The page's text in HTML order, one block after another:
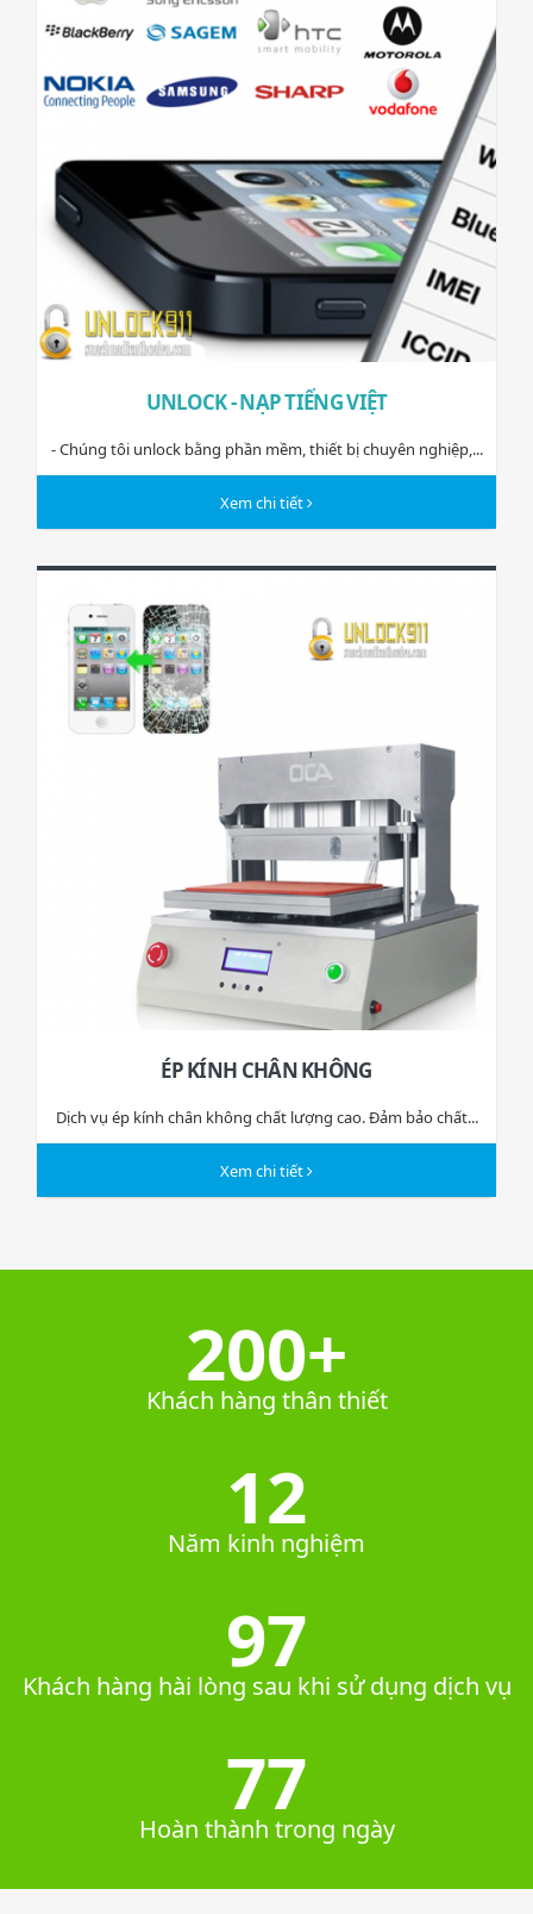
UNLOCK - NẠP TIẾNG VIỆT
- Chúng tôi unlock bằng phần mềm, thiết bị chuyên nghiệp,...
Xem chi tiết
ÉP KÍNH CHÂN KHÔNG
Dịch vụ ép kính chân không chất lượng cao. Đảm bảo chất...
Xem chi tiết
200+
Khách hàng thân thiết
12
Năm kinh nghiệm
100%
Khách hàng hài lòng sau khi sử dụng dịch vụ
80%
Hoàn thành trong ngày